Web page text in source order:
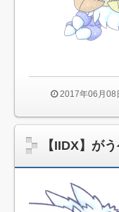
2017年06月08
【IIDX】が